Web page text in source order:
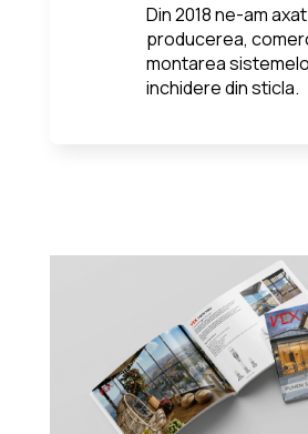
Din 2018 ne-am
producerea,
montarea
inchidere din sticla.